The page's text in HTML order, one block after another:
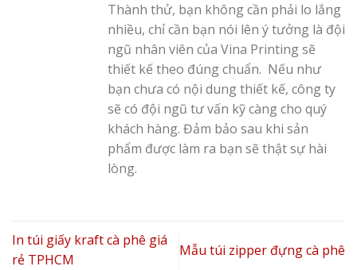
Thành thử, bạn không cần phải lo lắng
nhiều, chỉ cần bạn nói lên ý tưởng là đội
ngũ nhân viên của Vina Printing sẽ
thiết kế theo đúng chuẩn. Nếu như
bạn chưa có nội dung thiết kế, công ty
sẽ có đội ngũ tư vấn kỹ càng cho quý
khách hàng. Đảm bảo sau khi sản
phẩm được làm ra bạn sẽ thật sự hài
lòng.
In túi giấy kraft cà phê giá
rẻ TPHCM
Mẫu túi zipper đựng cà phê